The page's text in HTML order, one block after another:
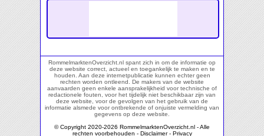
RommelmarktenOverzicht.nl spant zich in om de informatie op
deze website correct, actueel en toegankelijk te maken en te
houden. Aan deze internetpublicatie kunnen echter geen
rechten worden ontleend. De makers van de website
aanvaarden geen enkele aansprakelijkheid voor technische of
redactionele fouten, voor het tijdelijk niet beschikbaar zijn van
deze website, voor de gevolgen van het gebruik van de
informatie alsmede voor ontbrekende of onjuiste vermelding van
gegevens op deze website.
© Copyright 2020-2026 RommelmarktenOverzicht.nl - Alle
rechten voorbehouden - Disclaimer- Privacy